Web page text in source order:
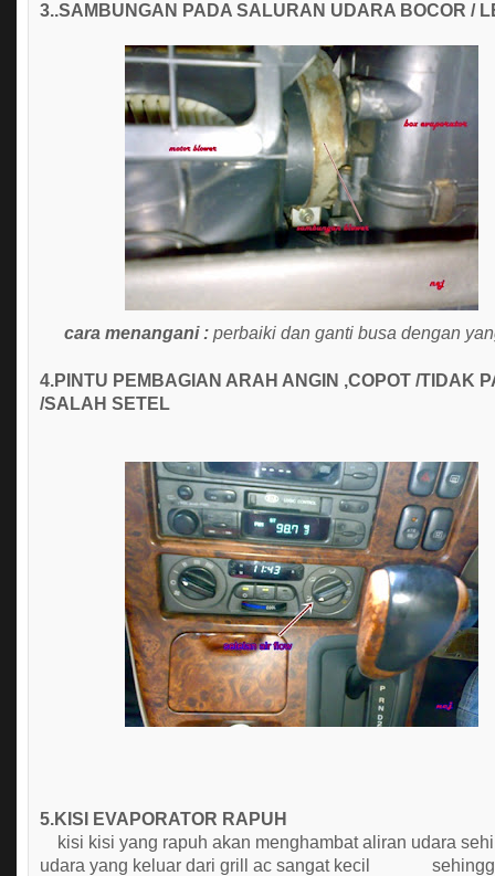
3..SAMBUNGAN PADA SALURAN UDARA BOCOR /
cara menangani : perbaiki dan ganti busa dengan
4.PINTU PEMBAGIAN ARAH ANGIN ,COPOT /TIDAK
/SALAH SETEL
5.KISI EVAPORATOR RAPUH
kisi kisi yang rapuh akan menghambat aliran udara
udara yang keluar dari grill ac sangat kecil